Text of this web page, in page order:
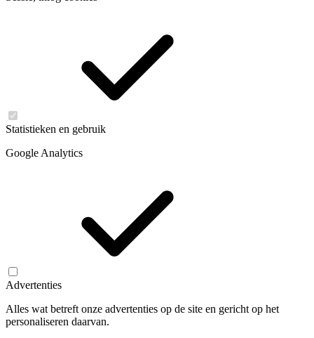
Statistieken en gebruik
Google Analytics
Advertenties
Alles wat betreft onze advertenties op de site en gericht op het
personaliseren daarvan.